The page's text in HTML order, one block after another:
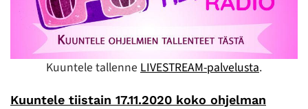
Kuuntele tallenne LIVESTREAM-palvelusta.
Kuuntele tiistain 17.11.2020 koko ohjelman